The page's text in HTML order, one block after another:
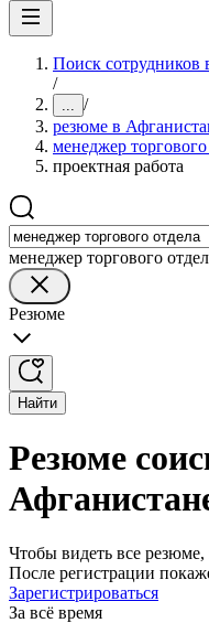
Поиск сотрудников
/
... /
резюме в
менеджер торгового
проектная работа
менеджер торгового
Резюме
Найти
Резюме
Чтобы видеть все резюме,
После регистрации
Зарегистрироваться
За всё время